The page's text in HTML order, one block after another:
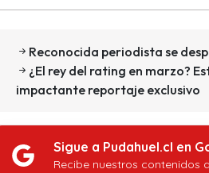
Reconocida periodista se
¿El rey del rating en marzo?
impactante reportaje exclusivo
Sigue a Pudahuel.cl en
Recibe nuestros contenidos